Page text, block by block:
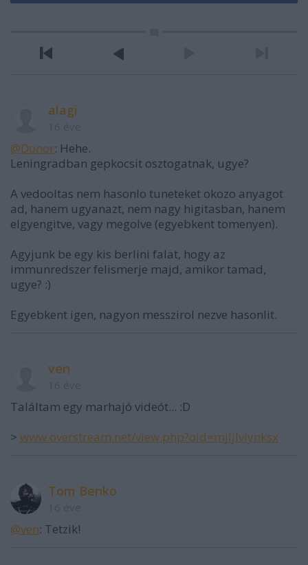
alagi
@Donor: Hehe.
Leningradban gepkocsit osztogatnak, ugye?
A vedooltas nem hasonlo tuneteket okozo anyagot
ad, hanem ugyanazt, nem nagy higitasban, hanem
elgyengitve, vagy megolve (egyebkent tomenyen).
Agyjunk be egy kis berlini falat, hogy az
immunredszer felismerje majd, amikor tamad,
ugye? :)
Egyebkent igen, nagyon messzirol nezve hasonlit.
ven
Találtam egy marhajó videót... :D
> www.overstream.net/view.php?oid=mjljlvlynksx
Tom Benko
@ven: Tetzik!